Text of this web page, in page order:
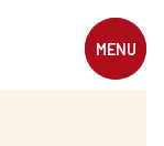
MENU